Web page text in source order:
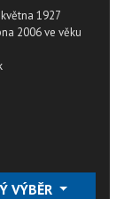
1927
2006ve věku
VÝBĚR